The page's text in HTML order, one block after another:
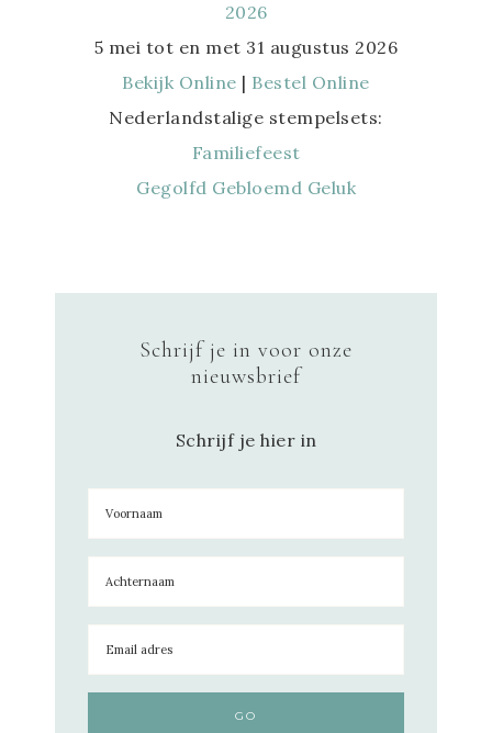
5 mei tot en met 31 augustus 2026
Bekijk Online | Bestel Online
Nederlandstalige stempelsets:
Familiefeest
Gegolfd Gebloemd Geluk
Schrijf je in voor onze
nieuwsbrief
Schrijf je hier in